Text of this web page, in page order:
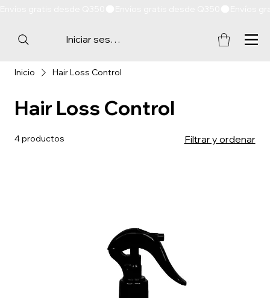
Iniciar sesión
Inicio Hair Loss Control
Hair Loss Control
4 productos Filtrar y ordenar